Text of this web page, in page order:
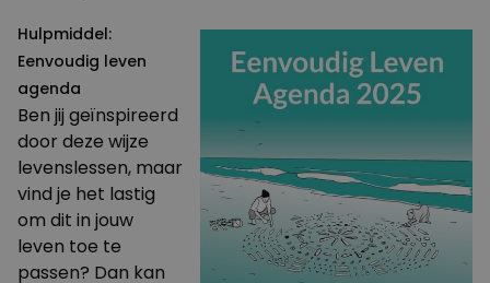
Hulpmiddel:
Eenvoudig leven
agenda
Ben jij geïnspireerd
door deze wijze
levenslessen, maar
vind je het lastig
om dit in jouw
leven toe te
passen? Dan kan